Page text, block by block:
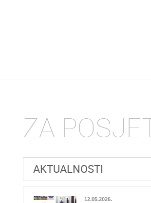
ZA
AKTUALNOSTI
12.05.2026.